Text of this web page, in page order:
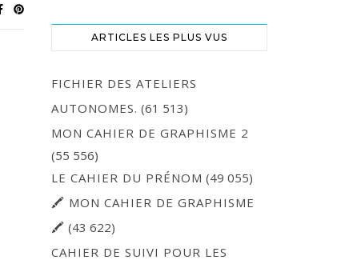
ARTICLES LES PLUS VUS
FICHIER DES ATELIERS
AUTONOMES. (61 513)
MON CAHIER DE GRAPHISME 2
(55 556)
LE CAHIER DU PRÉNOM (49 055)
🖍 MON CAHIER DE GRAPHISME
🖍 (43 622)
CAHIER DE SUIVI POUR LES